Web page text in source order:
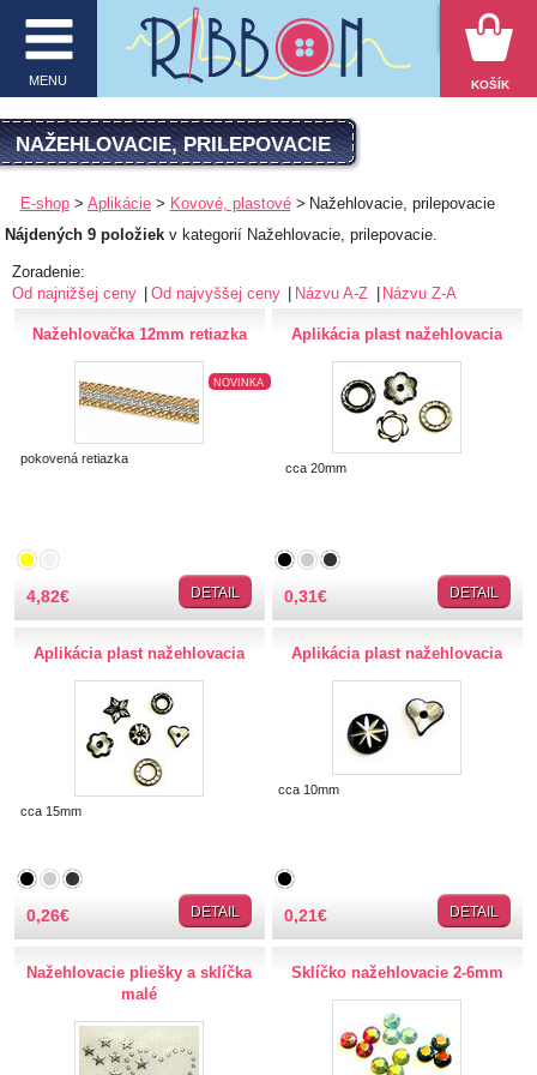
VYHĽADÁVANIE
MENU
O firme
E-shop
Inšpirácie
Obchodné podmienky
Ochrana osobných údajov
TIPY NA DARČEKY
Kovové, plastové
Prerážacie
"Pyramídky"
Prišívacie
Šróbovacie
Kvetinky
Taftové skladané
Tyl, satén, monofil
Semišové, háčkované
MENU KOŠÍK
NAŽEHLOVACIE, PRILEPOVACIE
E-shop Aplikácie Kovové, plastové
Nažehlovacie, prilepovacie
Nájdených 9 položiek v kategorií Nažehlovacie, prilepovacie.
Zoradenie:
Od najnižšej ceny
Od najvyššej ceny Názvu A-Z Názvu Z-A
Nažehlovačka 12mm retiazka
NOVINKA
pokovená retiazka
4,82€ DETAIL
Aplikácia plast nažehlovacia
cca 20mm
0,31€ DETAIL
Aplikácia plast nažehlovacia
cca 15mm
0,26€ DETAIL
Aplikácia plast nažehlovacia
cca 10mm
0,21€ DETAIL
Nažehlovacie pliešky a sklíčka
malé
Sklíčko nažehlovacie 2-6mm